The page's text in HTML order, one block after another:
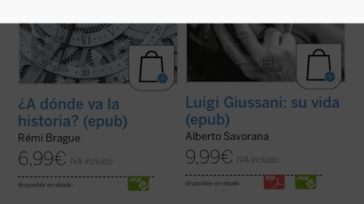
¿A dónde va la
historia? (epub)
Rémi Brague
6,99€ IVA incluido
disponible en ebook:
Luigi Giussani: su vida
(epub)
Alberto Savorana
9,99€ IVA incluido
disponible en ebook: